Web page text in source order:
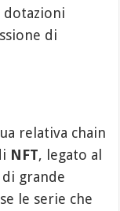
dotazioni
di
relativa chain
NFT, legato al
grande
le serie che